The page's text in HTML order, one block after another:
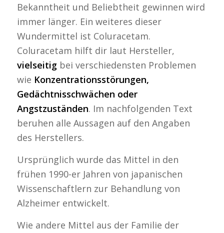
Bekanntheit und Beliebtheit gewinnen wird
immer länger. Ein weiteres dieser
Wundermittel ist Coluracetam.
Coluracetam hilft dir laut Hersteller,
vielseitigbei verschiedensten Problemen
wie Konzentrationsstörungen,
Gedächtnisschwächen oder
Angstzuständen. Im nachfolgenden Text
beruhen alle Aussagen auf den Angaben
des Herstellers.
Ursprünglich wurde das Mittel in den
frühen 1990-er Jahren von japanischen
Wissenschaftlern zur Behandlung von
Alzheimer entwickelt.
Wie andere Mittel aus der Familie der